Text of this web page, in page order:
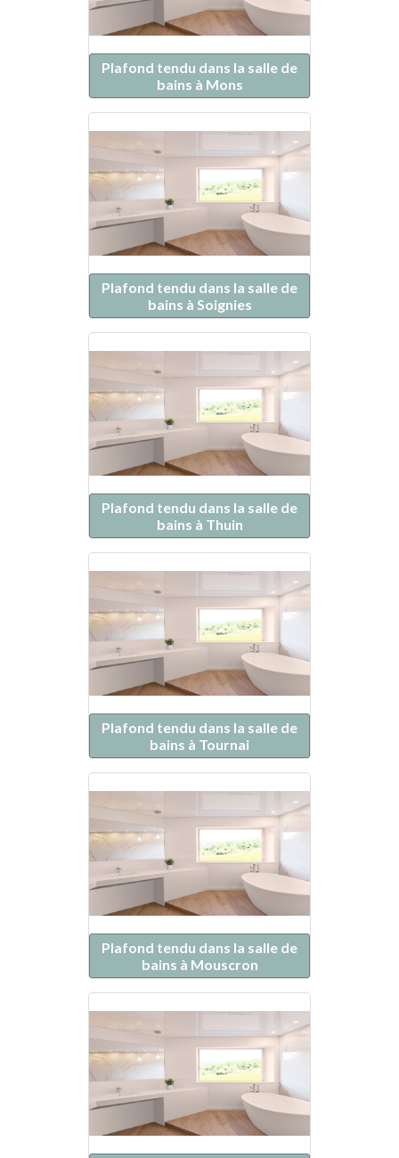
Plafond tendu dans la salle de
bains à Mons
Plafond tendu dans la salle de
bains à Soignies
Plafond tendu dans la salle de
bains à Thuin
Plafond tendu dans la salle de
bains à Tournai
Plafond tendu dans la salle de
bains à Mouscron